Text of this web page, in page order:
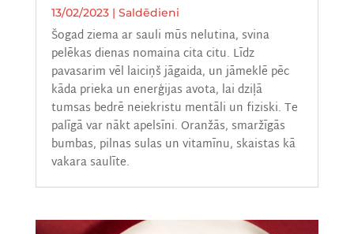
13/02/2023| Saldēdieni
Šogad ziema ar sauli mūs nelutina, svina
pelēkas dienas nomaina cita citu. Līdz
pavasarim vēl laiciņš jāgaida, un jāmeklē pēc
kāda prieka un enerģijas avota, lai dziļā
tumsas bedrē neiekristu mentāli un fiziski. Te
palīgā var nākt apelsīni. Oranžās, smaržīgās
bumbas, pilnas sulas un vitamīnu, skaistas kā
vakara saulīte.